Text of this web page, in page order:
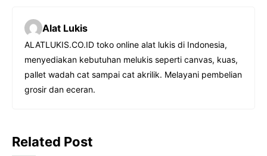
c
e
b
o
o
t
s
A
p
s
e
n
g
r
e
g
r
a
Alat Lukis
ALATLUKIS.CO.ID toko online alat lukis di Indonesia,
menyediakan kebutuhan melukis seperti canvas, kuas,
pallet wadah cat sampai cat akrilik. Melayani pembelian
grosir dan eceran.
Related Post